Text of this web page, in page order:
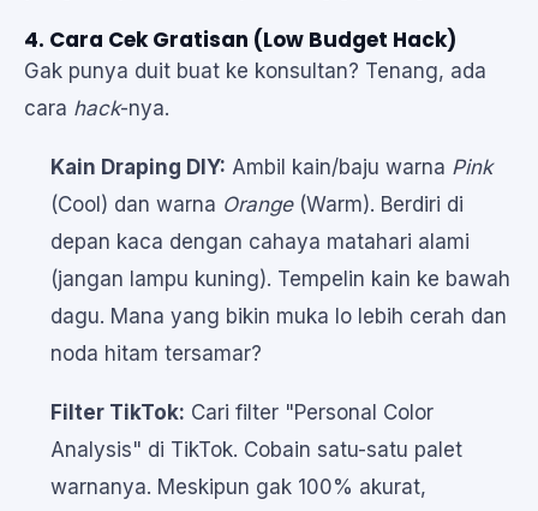
4. Cara Cek Gratisan (Low Budget Hack)
Gak punya duit buat ke konsultan? Tenang, ada
cara hack-nya.
Kain Draping DIY: Ambil kain/baju warna Pink
(Cool) dan warna Orange(Warm). Berdiri di
depan kaca dengan cahaya matahari alami
(jangan lampu kuning). Tempelin kain ke bawah
dagu. Mana yang bikin muka lo lebih cerah dan
noda hitam tersamar?
Filter TikTok: Cari filter "Personal Color
Analysis" di TikTok. Cobain satu-satu palet
warnanya. Meskipun gak 100% akurat,